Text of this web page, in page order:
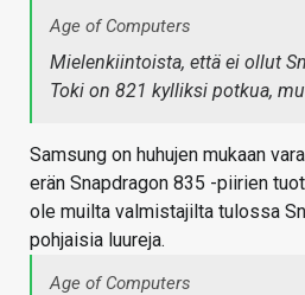
Age of Computers
Mielenkiintoista, että ei ollut
Toki on 821 kylliksi potkua,
Samsung on huhujen mukaan
erän Snapdragon 835 -piirien
ole muilta valmistajilta tulossa
pohjaisia luureja.
Age of Computers